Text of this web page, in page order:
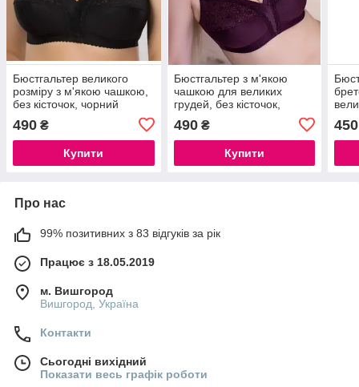
Бюстгальтер великого
розміру з м'якою чашкою,
без кісточок, чорний
490 ₴
Купити
Бюстгальтер з м'якою
чашкою для великих
грудей, без кісточок,
490₴
Купити
450
Про нас
99% позитивних з 83 відгуків за рік
Працює з 18.05.2019
м. Вишгород
Вишгород, Україна
Контакти
Сьогодні вихідний
Показати весь графік роботи